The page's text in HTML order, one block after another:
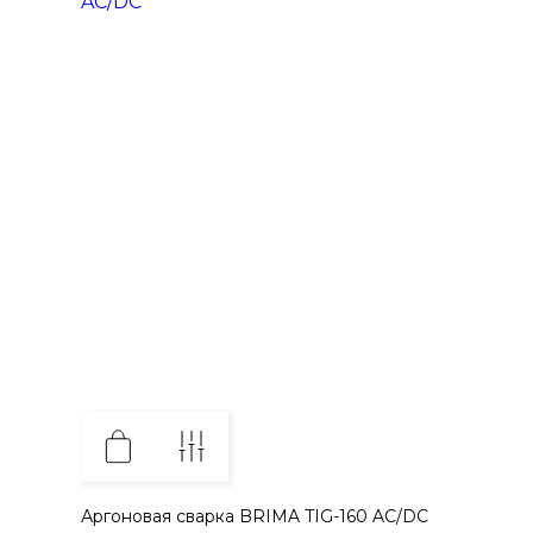
Аргоновая сварка BRIMA TIG-160 AC/DC